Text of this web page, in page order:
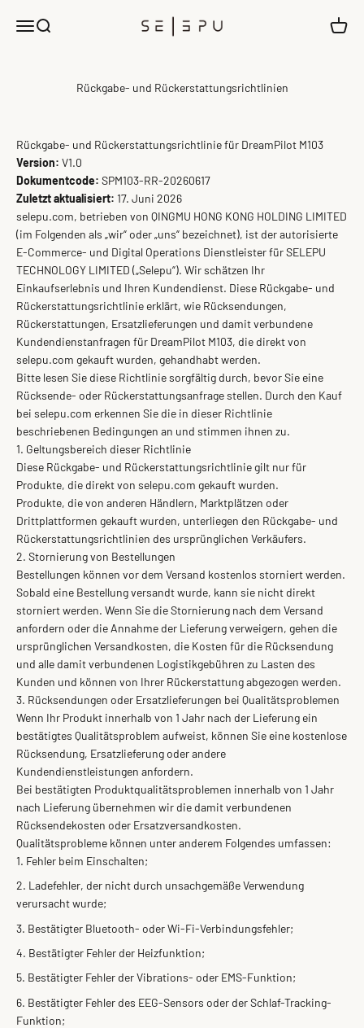
MenüSuche SELEPU
Rückgabe- und Rückerstattungsrichtlinien
Rückgabe- und Rückerstattungsrichtlinie für DreamPilot M103
Version: V1.0
Dokumentcode: SPM103-RR-20260617
Zuletzt aktualisiert: 17. Juni 2026
selepu.com, betrieben von QINGMU HONG KONG HOLDING LIMITED
(im Folgenden als „wir“ oder „uns“ bezeichnet), ist der autorisierte
E-Commerce- und Digital Operations Dienstleister fürSELEPU
TECHNOLOGY LIMITED („Selepu“). Wir schätzen Ihr
Einkaufserlebnis und Ihren Kundendienst. Diese Rückgabe- und
Rückerstattungsrichtlinie erklärt, wie Rücksendungen,
Rückerstattungen, Ersatzlieferungen und damit verbundene
Kundendienstanfragen für DreamPilot M103, die direkt von
selepu.com gekauft wurden, gehandhabt werden.
Bitte lesen Sie diese Richtlinie sorgfältig durch, bevor Sie eine
Rücksende- oder Rückerstattungsanfrage stellen. Durch den Kauf
bei selepu.com erkennen Sie die in dieser Richtlinie
beschriebenen Bedingungen an und stimmen ihnen zu.
1. Geltungsbereich dieser Richtlinie
Diese Rückgabe- und Rückerstattungsrichtlinie gilt nur für
Produkte, die direkt von selepu.com gekauft wurden.
Produkte, die von anderen Händlern, Marktplätzen oder
Drittplattformen gekauft wurden, unterliegen den Rückgabe- und
Rückerstattungsrichtlinien des ursprünglichen Verkäufers.
2. Stornierung von Bestellungen
Bestellungen können vor dem Versand kostenlos storniert werden.
Sobald eine Bestellung versandt wurde, kann sie nicht direkt
storniert werden. Wenn Sie die Stornierung nach dem Versand
anfordern oder die Annahme der Lieferung verweigern, gehen die
ursprünglichen Versandkosten, die Kosten für die Rücksendung
und alle damit verbundenen Logistikgebühren zu Lasten des
Kunden und können von Ihrer Rückerstattung abgezogen werden.
3. Rücksendungen oder Ersatzlieferungen bei Qualitätsproblemen
Wenn Ihr Produkt innerhalb von 1 Jahr nach der Lieferung ein
bestätigtes Qualitätsproblem aufweist, können Sie eine kostenlose
Rücksendung, Ersatzlieferung oder andere
Kundendienstleistungen anfordern.
Bei bestätigten Produktqualitätsproblemen innerhalb von 1 Jahr
nach Lieferung übernehmen wir die damit verbundenen
Rücksendekosten oder Ersatzversandkosten.
Qualitätsprobleme können unter anderem Folgendes umfassen:
Fehler beim Einschalten;
Ladefehler, der nicht durch unsachgemäße Verwendung
verursacht wurde;
Bestätigter Bluetooth- oder Wi-Fi-Verbindungsfehler;
Bestätigter Fehler der Heizfunktion;
Bestätigter Fehler der Vibrations- oder EMS-Funktion;
Bestätigter Fehler des EEG-Sensors oder der Schlaf-Tracking-
Funktion;